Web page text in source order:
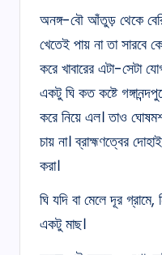
অনঙ্গ-বৌ আঁতুড় থেকে
খেতেই পায় না তা সারবে
করে খাবারের এটা-সেটা
একটু ঘি কত কষ্টে
করে নিয়ে এল। তাও
চায় না। ব্রাহ্মণত্বের
করা।
ঘি যদি বা মেলে দূর
একটু মাছ।